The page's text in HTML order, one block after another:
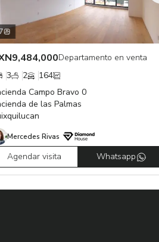
Departamento en venta
164
Campo Bravo 0
de las Palmas
Rivas
visita Whatsapp